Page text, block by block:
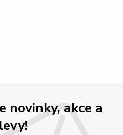
novinky, akce a